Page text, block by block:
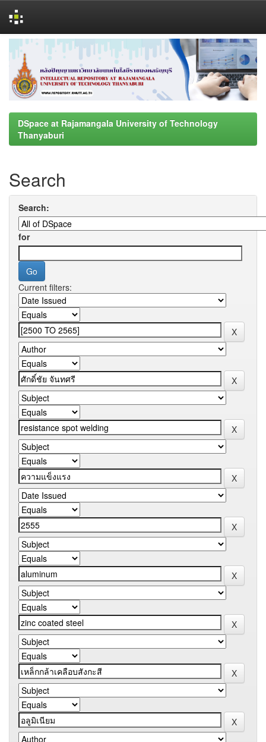
navigation
DSpace at Rajamangala University of Technology
Thanyaburi
Search
Search:
for
Current filters: